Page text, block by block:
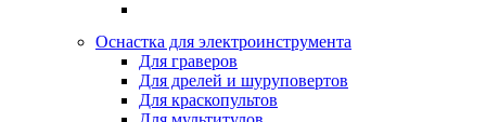
Оснастка для электроинструмента
Для граверов
Для дрелей и шуруповертов
Для краскопультов